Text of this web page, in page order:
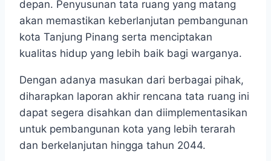
depan. Penyusunan tata ruang yang matang
akan memastikan keberlanjutan pembangunan
kota Tanjung Pinang serta menciptakan
kualitas hidup yang lebih baik bagi warganya.
Dengan adanya masukan dari berbagai pihak,
diharapkan laporan akhir rencana tata ruang ini
dapat segera disahkan dan diimplementasikan
untuk pembangunan kota yang lebih terarah
dan berkelanjutan hingga tahun 2044.